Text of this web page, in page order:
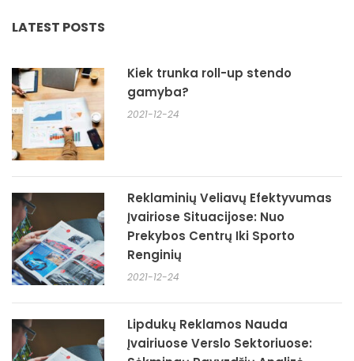
LATEST POSTS
Kiek trunka roll-up stendo
gamyba?
2021-12-24
Reklaminių Veliavų Efektyvumas
Įvairiose Situacijose: Nuo
Prekybos Centrų Iki Sporto
Renginių
2021-12-24
Lipdukų Reklamos Nauda
Įvairiuose Verslo Sektoriuose: